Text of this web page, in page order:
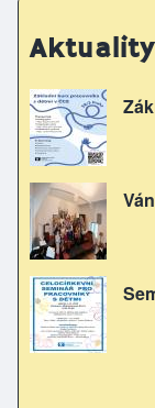
Aktuality